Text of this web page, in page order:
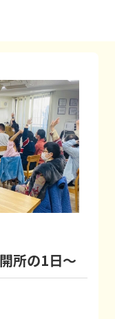
所の1日〜